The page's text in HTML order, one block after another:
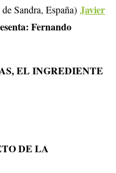
Sandra, España) Javier
Fernando
EL INGREDIENTE
DE LA